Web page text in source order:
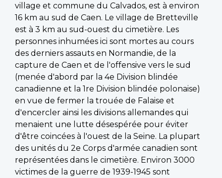
village et commune du Calvados, est à environ
16 km au sud de Caen. Le village de Bretteville
est à 3 km au sud-ouest du cimetière. Les
personnes inhumées ici sont mortes au cours
des derniers assauts en Normandie, de la
capture de Caen et de l'offensive vers le sud
(menée d'abord par la 4e Division blindée
canadienne et la 1re Division blindée polonaise)
en vue de fermer la trouée de Falaise et
d'encercler ainsi les divisions allemandes qui
menaient une lutte désespérée pour éviter
d'être coincées à l'ouest de la Seine. La plupart
des unités du 2e Corps d'armée canadien sont
représentées dans le cimetière. Environ 3000
victimes de la guerre de 1939-1945 sont